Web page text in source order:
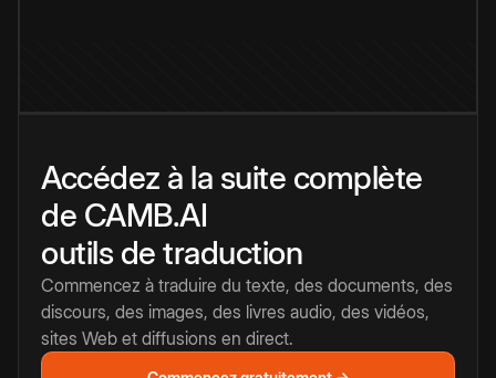
Accédez à la suite complète
de CAMB.AI
outils de traduction
Commencez à traduire du texte, des documents, des
discours, des images, des livres audio, des vidéos,
sites Web et diffusions en direct.